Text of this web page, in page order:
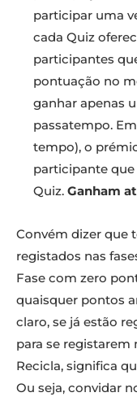
participar uma
cada Quiz
participantes
pontuação no
ganhar apenas
passatempo.
tempo), o
participante
Quiz. Ganham
Convém dizer que
registados nas
Fase com zero
quaisquer pontos
claro, se já estão
para se registarem
Recicla, significa
Ou seja, convidar